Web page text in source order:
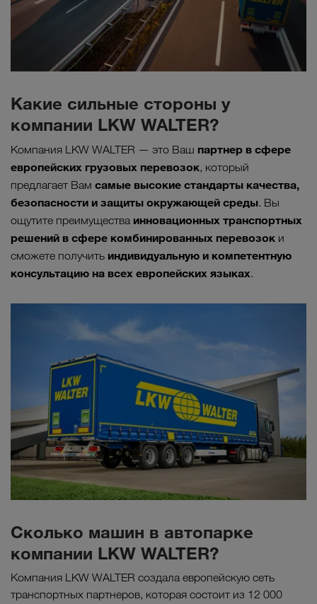
Какие сильные стороны у
компании LKW WALTER?
Компания LKW WALTER — это Ваш партнер в сфере
европейских грузовых перевозок, который
предлагает Вам самые высокие стандарты качества,
безопасности и защиты окружающей среды. Вы
ощутите преимущества инновационных транспортных
решений в сфере комбинированных перевозок и
сможете получить индивидуальную и компетентную
консультацию на всех европейских языках.
Сколько машин в автопарке
компании LKW WALTER?
Компания LKW WALTER создала европейскую сеть
транспортных партнеров, которая состоит из 12 000